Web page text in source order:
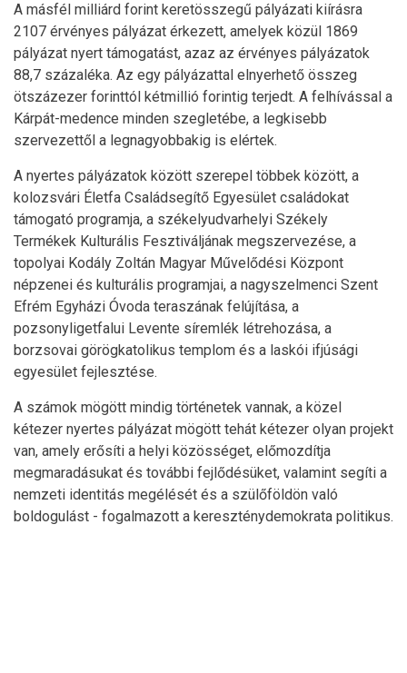
A másfél milliárd forint keretösszegű pályázati kiírásra
2107 érvényes pályázat érkezett, amelyek közül 1869
pályázat nyert támogatást, azaz az érvényes pályázatok
88,7 százaléka. Az egy pályázattal elnyerhető összeg
ötszázezer forinttól kétmillió forintig terjedt. A felhívással a
Kárpát-medence minden szegletébe, a legkisebb
szervezettől a legnagyobbakig is elértek.
A nyertes pályázatok között szerepel többek között, a
kolozsvári Életfa Családsegítő Egyesület családokat
támogató programja, a székelyudvarhelyi Székely
Termékek Kulturális Fesztiváljának megszervezése, a
topolyai Kodály Zoltán Magyar Művelődési Központ
népzenei és kulturális programjai, a nagyszelmenci Szent
Efrém Egyházi Óvoda teraszának felújítása, a
pozsonyligetfalui Levente síremlék létrehozása, a
borzsovai görögkatolikus templom és a laskói ifjúsági
egyesület fejlesztése.
A számok mögött mindig történetek vannak, a közel
kétezer nyertes pályázat mögött tehát kétezer olyan projekt
van, amely erősíti a helyi közösséget, előmozdítja
megmaradásukat és további fejlődésüket, valamint segíti a
nemzeti identitás megélését és a szülőföldön való
boldogulást - fogalmazott a kereszténydemokrata politikus.